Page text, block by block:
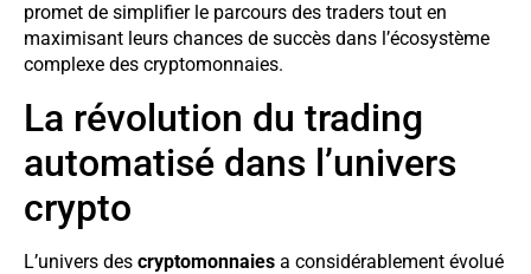
promet de simplifier le parcours des traders tout en
maximisant leurs chances de succès dans l’écosystème
complexe des cryptomonnaies.
La révolution du trading
automatisé dans l’univers
crypto
L’univers des cryptomonnaies a considérablement évolué